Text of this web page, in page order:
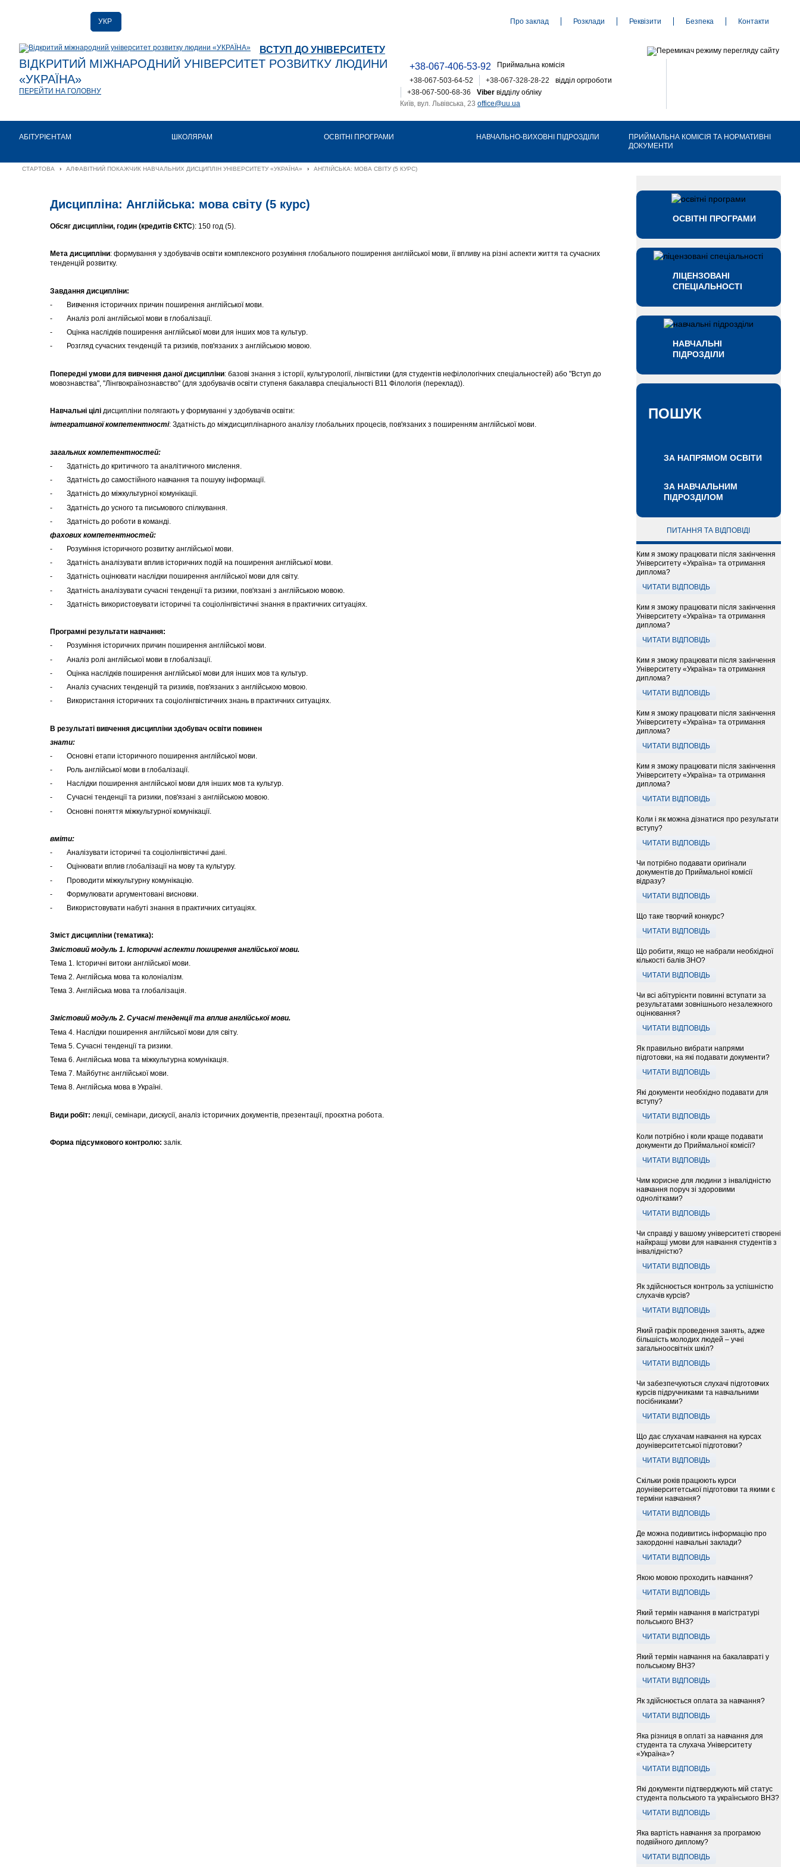
УКР
ENG
Про заклад Розклади Реквізити Безпека Контакти
ВСТУП ДО УНІВЕРСИТЕТУ
ВІДКРИТИЙ МІЖНАРОДНИЙ УНІВЕРСИТЕТ РОЗВИТКУ ЛЮДИНИ
«УКРАЇНА»
ПЕРЕЙТИ НА ГОЛОВНУ
+38-067-406-53-92
Приймальна комісія
відділ оргроботи
+38-067-503-64-52
+38-067-328-28-22
Viber відділу обліку
+38-067-500-68-36
Київ, вул. Львівська, 23 office@uu.ua
АБІТУРІЄНТАМ ШКОЛЯРАМ ОСВІТНІ ПРОГРАМИ НАВЧАЛЬНО-ВИХОВНІ ПІДРОЗДІЛИ
ПРИЙМАЛЬНА КОМІСІЯ ТА НОРМАТИВНІ
ДОКУМЕНТИ
СТАРТОВА › АЛФАВІТНИЙ ПОКАЖЧИК НАВЧАЛЬНИХ ДИСЦИПЛІН УНІВЕРСИТЕТУ «УКРАЇНА» › АНГЛІЙСЬКА: МОВА СВІТУ (5 КУРС)
ОСВІТНІ ПРОГРАМИ
ЛІЦЕНЗОВАНІ
СПЕЦІАЛЬНОСТІ
НАВЧАЛЬНІ
ПІДРОЗДІЛИ
ПОШУК
ЗА НАПРЯМОМ ОСВІТИ
ЗА НАВЧАЛЬНИМ
ПІДРОЗДІЛОМ
ПИТАННЯ ТА ВІДПОВІДІ
Ким я зможу працювати після закінчення
Університету «Україна» та отримання
диплома?
ЧИТАТИ ВІДПОВІДЬ
Ким я зможу працювати після закінчення
Університету «Україна» та отримання
диплома?
ЧИТАТИ ВІДПОВІДЬ
Ким я зможу працювати після закінчення
Університету «Україна» та отримання
диплома?
ЧИТАТИ ВІДПОВІДЬ
Ким я зможу працювати після закінчення
Університету «Україна» та отримання
диплома?
ЧИТАТИ ВІДПОВІДЬ
Ким я зможу працювати після закінчення
Університету «Україна» та отримання
диплома?
ЧИТАТИ ВІДПОВІДЬ
Коли і як можна дізнатися про результати
вступу?
ЧИТАТИ ВІДПОВІДЬ
Чи потрібно подавати оригінали
документів до Приймальної комісії
відразу?
ЧИТАТИ ВІДПОВІДЬ
Що таке творчий конкурс?
ЧИТАТИ ВІДПОВІДЬ
Що робити, якщо не набрали необхідної
кількості балів ЗНО?
ЧИТАТИ ВІДПОВІДЬ
Чи всі абітурієнти повинні вступати за
результатами зовнішнього незалежного
оцінювання?
ЧИТАТИ ВІДПОВІДЬ
Як правильно вибрати напрями
підготовки, на які подавати документи?
ЧИТАТИ ВІДПОВІДЬ
Які документи необхідно подавати для
вступу?
ЧИТАТИ ВІДПОВІДЬ
Коли потрібно і коли краще подавати
документи до Приймальної комісії?
ЧИТАТИ ВІДПОВІДЬ
Чим корисне для людини з інвалідністю
навчання поруч зі здоровими
однолітками?
ЧИТАТИ ВІДПОВІДЬ
Чи справді у вашому університеті створені
найкращі умови для навчання студентів з
інвалідністю?
ЧИТАТИ ВІДПОВІДЬ
Як здійснюється контроль за успішністю
слухачів курсів?
ЧИТАТИ ВІДПОВІДЬ
Який графік проведення занять, адже
більшість молодих людей – учні
загальноосвітніх шкіл?
ЧИТАТИ ВІДПОВІДЬ
Чи забезпечуються слухачі підготовчих
курсів підручниками та навчальними
посібниками?
ЧИТАТИ ВІДПОВІДЬ
Що дає слухачам навчання на курсах
доуніверситетської підготовки?
ЧИТАТИ ВІДПОВІДЬ
Скільки років працюють курси
доуніверситетської підготовки та якими є
терміни навчання?
ЧИТАТИ ВІДПОВІДЬ
Де можна подивитись інформацію про
закордонні навчальні заклади?
ЧИТАТИ ВІДПОВІДЬ
Якою мовою проходить навчання?
ЧИТАТИ ВІДПОВІДЬ
Який термін навчання в магістратурі
польського ВНЗ?
ЧИТАТИ ВІДПОВІДЬ
Який термін навчання на бакалавраті у
польському ВНЗ?
ЧИТАТИ ВІДПОВІДЬ
Як здійснюється оплата за навчання?
ЧИТАТИ ВІДПОВІДЬ
Яка різниця в оплаті за навчання для
студента та слухача Університету
«Україна»?
ЧИТАТИ ВІДПОВІДЬ
Які документи підтверджують мій статус
студента польського та українського ВНЗ?
ЧИТАТИ ВІДПОВІДЬ
Яка вартість навчання за програмою
подвійного диплому?
ЧИТАТИ ВІДПОВІДЬ
Дисципліна: Англійська: мова світу (5 курс)
Обсяг дисципліни, годин (кредитів ЄКТС): 150 год (5).
Мета дисципліни: формування у здобувачів освіти комплексного розуміння глобального поширення англійської мови, її впливу на різні аспекти життя та сучасних
тенденцій розвитку.
Завдання дисципліни:
- Вивчення історичних причин поширення англійської мови.
- Аналіз ролі англійської мови в глобалізації.
- Оцінка наслідків поширення англійської мови для інших мов та культур.
- Розгляд сучасних тенденцій та ризиків, пов'язаних з англійською мовою.
Попередні умови для вивчення даної дисципліни: базові знання з історії, культурології, лінгвістики (для студентів нефілологічних спеціальностей) або "Вступ до
мовознавства", "Лінгвокраїнознавство" (для здобувачів освіти ступеня бакалавра спеціальності В11 Філологія (переклад)).
Навчальні цілідисципліни полягають у формуванні у здобувачів освіти:
інтегративної компетентності: Здатність до міждисциплінарного аналізу глобальних процесів, пов'язаних з поширенням англійської мови.
загальних компетентностей:
- Здатність до критичного та аналітичного мислення.
- Здатність до самостійного навчання та пошуку інформації.
- Здатність до міжкультурної комунікації.
- Здатність до усного та письмового спілкування.
- Здатність до роботи в команді.
фахових компетентностей:
- Розуміння історичного розвитку англійської мови.
- Здатність аналізувати вплив історичних подій на поширення англійської мови.
- Здатність оцінювати наслідки поширення англійської мови для світу.
- Здатність аналізувати сучасні тенденції та ризики, пов'язані з англійською мовою.
- Здатність використовувати історичні та соціолінгвістичні знання в практичних ситуаціях.
Програмні результати навчання:
- Розуміння історичних причин поширення англійської мови.
- Аналіз ролі англійської мови в глобалізації.
- Оцінка наслідків поширення англійської мови для інших мов та культур.
- Аналіз сучасних тенденцій та ризиків, пов'язаних з англійською мовою.
- Використання історичних та соціолінгвістичних знань в практичних ситуаціях.
В результаті вивчення дисципліни здобувач освіти повинен
знати:
- Основні етапи історичного поширення англійської мови.
- Роль англійської мови в глобалізації.
- Наслідки поширення англійської мови для інших мов та культур.
- Сучасні тенденції та ризики, пов'язані з англійською мовою.
- Основні поняття міжкультурної комунікації.
вміти:
- Аналізувати історичні та соціолінгвістичні дані.
- Оцінювати вплив глобалізації на мову та культуру.
- Проводити міжкультурну комунікацію.
- Формулювати аргументовані висновки.
- Використовувати набуті знання в практичних ситуаціях.
Зміст дисципліни (тематика):
Змістовий модуль 1. Історичні аспекти поширення англійської мови.
Тема 1. Історичні витоки англійської мови.
Тема 2. Англійська мова та колоніалізм.
Тема 3. Англійська мова та глобалізація.
Змістовий модуль 2. Сучасні тенденції та вплив англійської мови.
Тема 4. Наслідки поширення англійської мови для світу.
Тема 5. Сучасні тенденції та ризики.
Тема 6. Англійська мова та міжкультурна комунікація.
Тема 7. Майбутнє англійської мови.
Тема 8. Англійська мова в Україні.
Види робіт: лекції, семінари, дискусії, аналіз історичних документів, презентації, проєктна робота.
Форма підсумкового контролю: залік.